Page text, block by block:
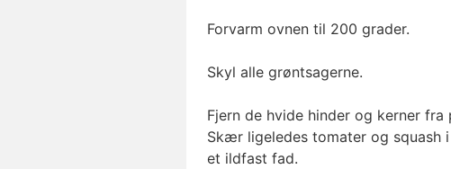
Forvarm ovnen til 200 grader.
Skyl alle grøntsagerne.
Fjern de hvide hinder og kerner
Skær ligeledes tomater og squash
et ildfast fad.